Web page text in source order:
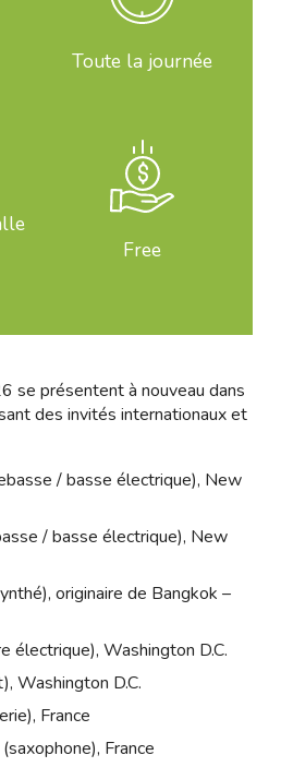
Toute la journée
Free
se présentent à nouveau dans
des invités internationaux et
/ basse électrique), New
/ basse électrique), New
originaire de Bangkok –
électrique), Washington D.C.
Washington D.C.
France
France